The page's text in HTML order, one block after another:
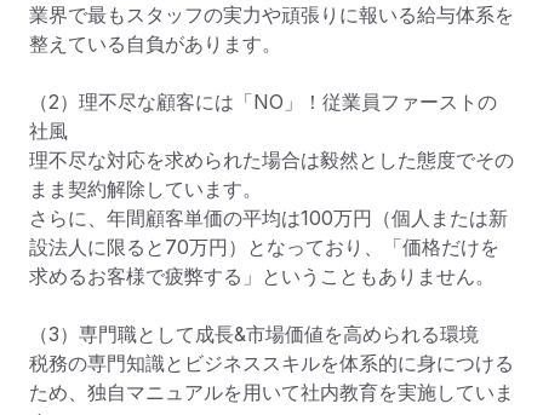
業界で最もスタッフの実力や頑張りに報いる給与体系を
整えている自負があります。
（2）理不尽な顧客には「NO」！従業員ファーストの
社風
理不尽な対応を求められた場合は毅然とした態度でその
まま契約解除しています。
さらに、年間顧客単価の平均は100万円（個人または新
設法人に限ると70万円）となっており、「価格だけを
求めるお客様で疲弊する」ということもありません。
（3）専門職として成長&市場価値を高められる環境
税務の専門知識とビジネススキルを体系的に身につける
ため、独自マニュアルを用いて社内教育を実施していま